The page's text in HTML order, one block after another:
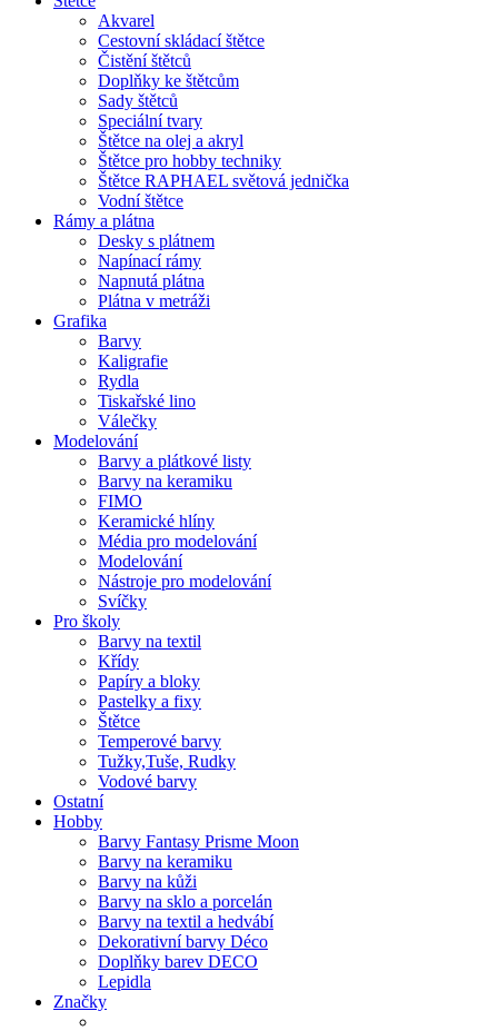
Akvarel
Cestovní skládací štětce
Čistění štětců
Doplňky ke štětcům
Sady štětců
Speciální tvary
Štětce na olej a akryl
Štětce pro hobby techniky
Štětce RAPHAEL světová jednička
Vodní štětce
Rámy a plátna
Desky s plátnem
Napínací rámy
Napnutá plátna
Plátna v metráži
Grafika
Barvy
Kaligrafie
Rydla
Tiskařské lino
Válečky
Modelování
Barvy a plátkové listy
Barvy na keramiku
FIMO
Keramické hlíny
Média pro modelování
Modelování
Nástroje pro modelování
Svíčky
Pro školy
Barvy na textil
Křídy
Papíry a bloky
Pastelky a fixy
Štětce
Temperové barvy
Tužky,Tuše, Rudky
Vodové barvy
Ostatní
Hobby
Barvy Fantasy Prisme Moon
Barvy na keramiku
Barvy na kůži
Barvy na sklo a porcelán
Barvy na textil a hedvábí
Dekorativní barvy Déco
Doplňky barev DECO
Lepidla
Značky